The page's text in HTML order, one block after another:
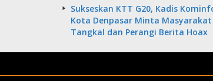
Sukseskan KTT G20, Kadis
Kota Denpasar Minta Masyarakat
Tangkal dan Perangi Berita Hoax